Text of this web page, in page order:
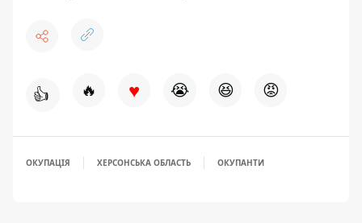
👍 🔥 ♥ 😭 😆 😡
ОКУПАЦІЯ ХЕРСОНСЬКА ОБЛАСТЬ ОКУПАНТИ